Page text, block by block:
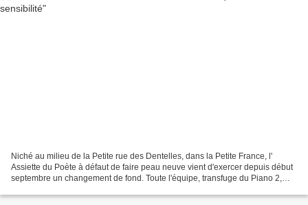
Niché au milieu de la Petite rue des Dentelles, dans la Petite France, l'
Assiette du Poète à défaut de faire peau neuve vient d'exercer depuis début
septembre un changement de fond. Toute l'équipe, transfuge du Piano 2,